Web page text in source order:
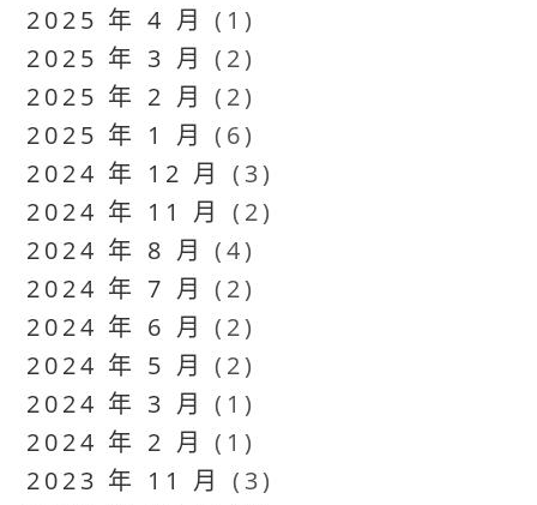
2025 年 4 月 (1)
2025 年 3 月 (2)
2025 年 2 月 (2)
2025 年 1 月 (6)
2024 年 12 月 (3)
2024 年 11 月 (2)
2024 年 8 月 (4)
2024 年 7 月 (2)
2024 年 6 月 (2)
2024 年 5 月 (2)
2024 年 3 月 (1)
2024 年 2 月 (1)
2023 年 11 月 (3)